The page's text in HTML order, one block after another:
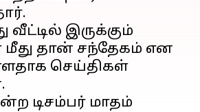
வீட்டில் இருக்கும்
தான் சந்தேகம் என
செய்திகள்
டிசம்பர் மாதம்